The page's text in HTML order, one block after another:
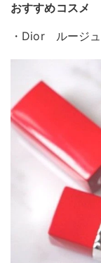
おすすめコスメ
・Dior ルージ